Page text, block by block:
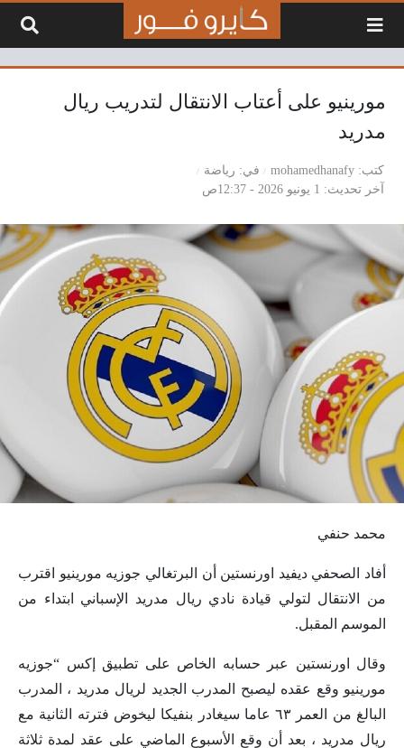
مورينيو على أعتاب الانتقال لتدريب ريال
مدريد
كتب mohamedhanafy في
رياضة
آخر تحديث
1 يونيو 2026 - 12:37ص
محمد حنفي
أفاد الصحفي ديفيد اورنستين أن البرتغالي جوزيه مورينيو اقترب
من الانتقال لتولي قيادة نادي ريال مدريد الإسباني ابتداء من
الموسم المقبل.
وقال اورنستين عبر حسابه الخاص على تطبيق إكس “جوزيه
مورينيو وقع عقده ليصبح المدرب الجديد لريال مدريد ، المدرب
البالغ من العمر ٦٣ عاما سيغادر بنفيكا ليخوض فترته الثانية مع
ريال مدريد ، بعد أن وقع الأسبوع الماضي على عقد لمدة ثلاثة